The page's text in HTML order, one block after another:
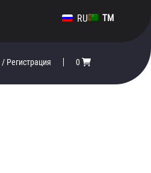
RU TM
/ Регистрация 0